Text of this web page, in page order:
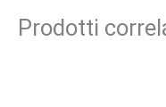
Prodotti